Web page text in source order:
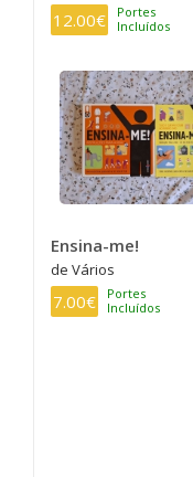
12.00€
Portes
Incluídos
Ensina-me!
de Vários
7.00€
Portes
Incluídos